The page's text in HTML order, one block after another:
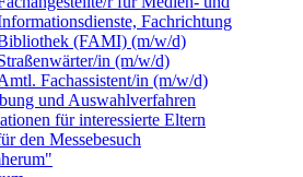
Fachrichtung
(FAMI) (m/w/d)
in (m/w/d)
Fachassistent/in (m/w/d)
und Auswahlverfahren
für interessierte Eltern
den Messebesuch